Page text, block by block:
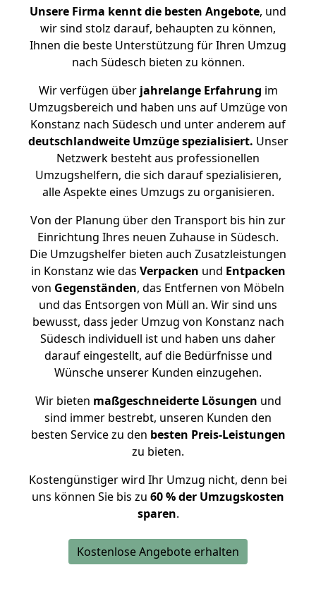
Unsere Firma kennt die besten Angebote, und
wir sind stolz darauf, behaupten zu können,
Ihnen die beste Unterstützung für Ihren Umzug
nach Südesch bieten zu können.
Wir verfügen überjahrelange Erfahrung im
Umzugsbereich und haben uns auf Umzüge von
Konstanz nach Südesch und unter anderem auf
deutschlandweite Umzüge spezialisiert. Unser
Netzwerk besteht aus professionellen
Umzugshelfern, die sich darauf spezialisieren,
alle Aspekte eines Umzugs zu organisieren.
Von der Planung über den Transport bis hin zur
Einrichtung Ihres neuen Zuhause in Südesch.
Die Umzugshelfer bieten auch Zusatzleistungen
in Konstanz wie das Verpacken und Entpacken
von Gegenständen, das Entfernen von Möbeln
und das Entsorgen von Müll an. Wir sind uns
bewusst, dass jeder Umzug von Konstanz nach
Südesch individuell ist und haben uns daher
darauf eingestellt, auf die Bedürfnisse und
Wünsche unserer Kunden einzugehen.
Wir bieten maßgeschneiderte Lösungen und
sind immer bestrebt, unseren Kunden den
besten Service zu den besten Preis-Leistungen
zu bieten.
Kostengünstiger wird Ihr Umzug nicht, denn bei
uns können Sie bis zu 60 % der Umzugskosten
sparen.
Kostenlose Angebote erhalten